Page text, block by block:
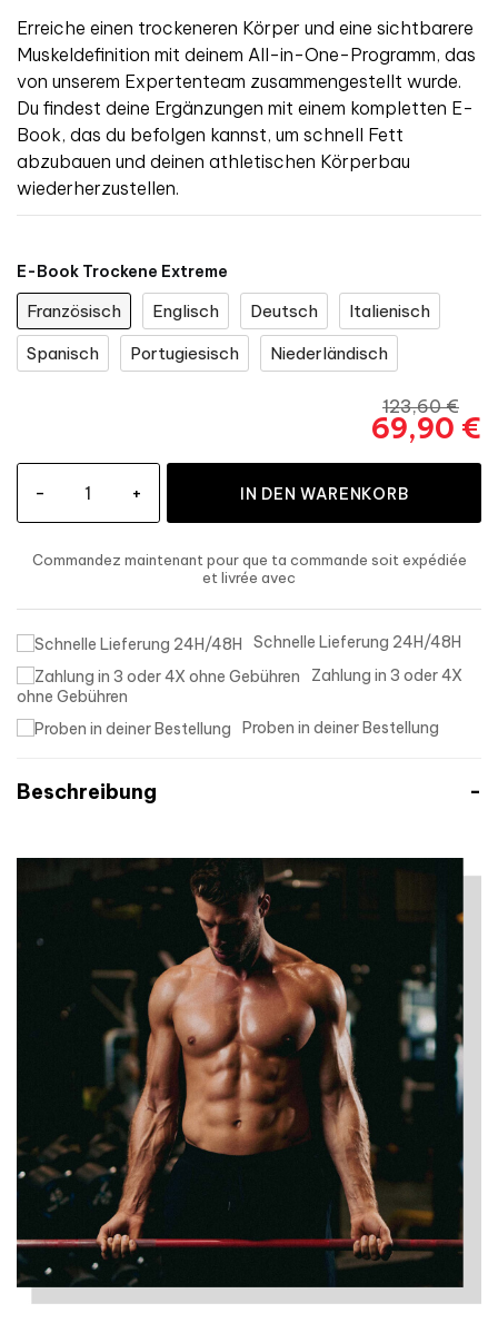
Erreiche einen trockeneren Körper und eine sichtbarere
Muskeldefinition mit deinem All-in-One-Programm, das
von unserem Expertenteam zusammengestellt wurde.
Du findest deine Ergänzungen mit einem kompletten E-
Book, das du befolgen kannst, um schnell Fett
abzubauen und deinen athletischen Körperbau
wiederherzustellen.
E-Book Trockene Extreme
Französisch Englisch Deutsch
Italienisch
Spanisch
Portugiesisch Niederländisch
123,60 €
69,90 €
- + IN DEN WARENKORB
Commandez maintenantpour que ta commande soit expédiée
et livrée avec
Schnelle Lieferung 24H/48H
Zahlung in 3 oder 4X
ohne Gebühren
Proben in deiner Bestellung
Beschreibung